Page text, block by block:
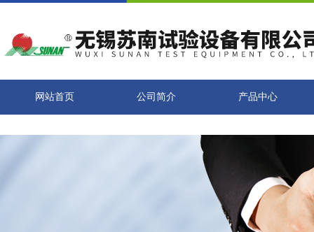
网站首页 公司简介 产品中心